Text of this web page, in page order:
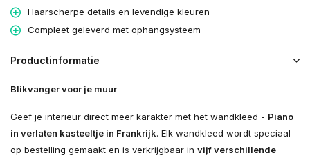
Haarscherpe details en levendige kleuren
Compleet geleverd met ophangsysteem
Productinformatie
Blikvanger voor je muur
Geef je interieur direct meer karakter met het wandkleed - Piano
in verlaten kasteeltje in Frankrijk. Elk wandkleed wordt speciaal
op bestelling gemaakt en is verkrijgbaar in vijf verschillende